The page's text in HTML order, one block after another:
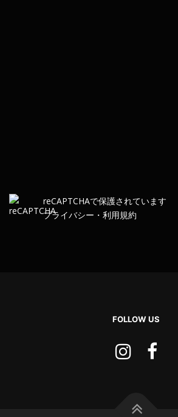
reCAPTCHAで保護されています
プライバシー ・ 利用規約
FOLLOW US